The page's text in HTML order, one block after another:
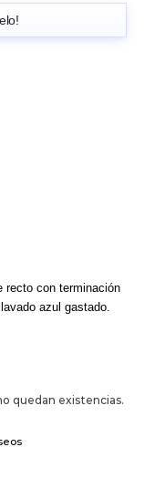
$98.999,00.
actual es:
recto con terminación
azul gastado.
quedan existencias.